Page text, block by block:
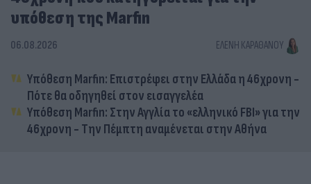
υπόθεση της Marfin
06.08.2026 ΕΛΈΝΗ ΚΑΡΑΘΆΝΟΥ
Υπόθεση Marfin: Επιστρέφει στην Ελλάδα η 46χρονη -
Πότε θα οδηγηθεί στον εισαγγελέα
Υπόθεση Marfin: Στην Αγγλία το «ελληνικό FBI» για την
46χρονη - Την Πέμπτη αναμένεται στην Αθήνα